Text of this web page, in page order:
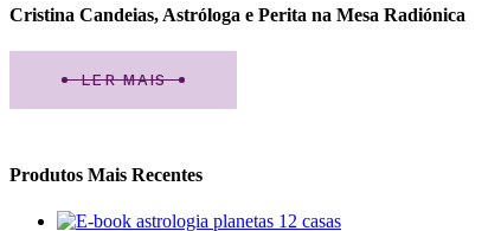
Cristina Candeias, Astróloga e Perita na Mesa Radiónica
LER MAIS
Produtos Mais Recentes